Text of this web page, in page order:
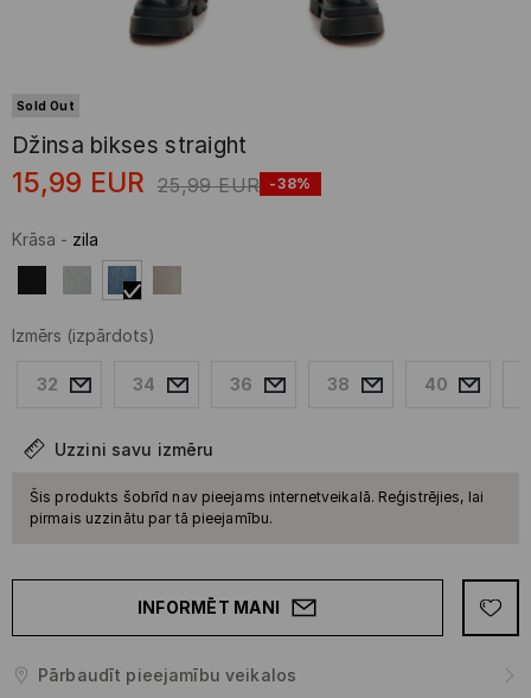
Sold Out
Džinsa bikses straight
15,99 EUR 25,99 EUR -38%
Krāsa - zila
Izmērs (izpārdots)
32 34 36 38 40
Uzzini savu izmēru
Šis produkts šobrīd nav pieejams internetveikalā. Reģistrējies, lai
pirmais uzzinātu par tā pieejamību.
INFORMĒT MANI
Pārbaudīt pieejamību veikalos